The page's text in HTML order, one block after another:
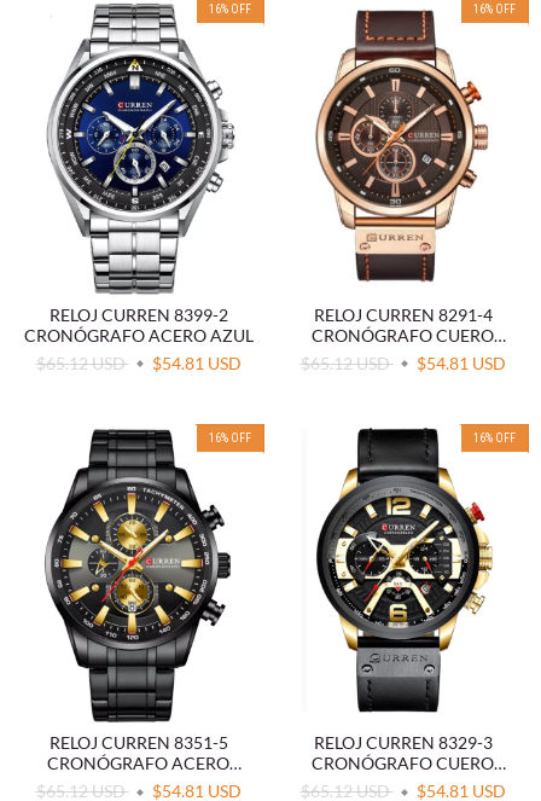
16% OFF
RELOJ CURREN 8399-2
CRONÓGRAFO ACERO AZUL
$65.12 USD
$54.81 USD
16% OFF
RELOJ CURREN 8291-4
CRONÓGRAFO CUERO
MARRÓN
$65.12 USD $54.81 USD
16% OFF
RELOJ CURREN 8351-5
CRONÓGRAFO ACERO
NEGRO
$65.12 USD $54.81 USD
16% OFF
RELOJ CURREN 8329-3
CRONÓGRAFO CUERO
NEGRO
$65.12 USD $54.81 USD